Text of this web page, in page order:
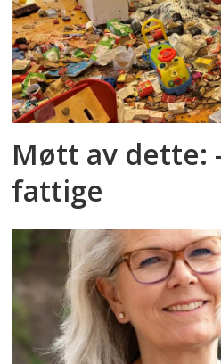
Møtt av dette:
fattige